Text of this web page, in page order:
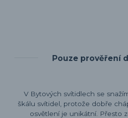
Pouze prověření
V Bytových svítidlech se
škálu svítidel, protože dobře
osvětlení je unikátní. Přesto